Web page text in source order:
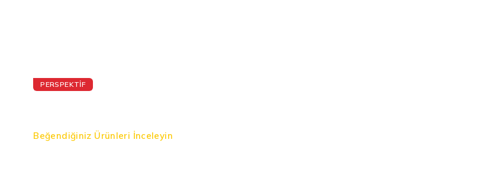
PERSPEKTİF
Beğendiğiniz Ürünleri İnceleyin